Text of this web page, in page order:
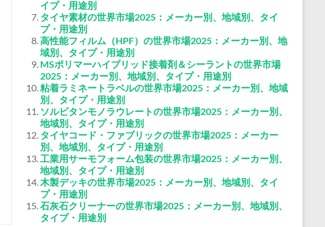
イプ・用途別
タイヤ素材の世界市場2025：メーカー別、地域別、タイ
プ・用途別
高性能フィルム（HPF）の世界市場2025：メーカー別、地
域別、タイプ・用途別
MSポリマーハイブリッド接着剤＆シーラントの世界市場
2025：メーカー別、地域別、タイプ・用途別
粘着ラミネートラベルの世界市場2025：メーカー別、地域
別、タイプ・用途別
ソルビタンモノラウレートの世界市場2025：メーカー別、
地域別、タイプ・用途別
タイヤコード・ファブリックの世界市場2025：メーカー
別、地域別、タイプ・用途別
工業用サーモフォーム包装の世界市場2025：メーカー別、
地域別、タイプ・用途別
木製デッキの世界市場2025：メーカー別、地域別、タイ
プ・用途別
石灰石クリーナーの世界市場2025：メーカー別、地域別、
タイプ・用途別